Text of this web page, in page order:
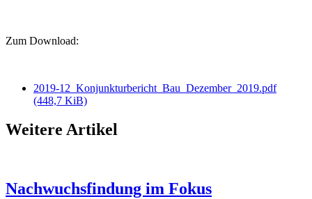
Zum Download:
2019-12_Konjunkturbericht_Bau_Dezember_2019.pdf
(448,7 KiB)
Weitere Artikel
Nachwuchsfindung im Fokus